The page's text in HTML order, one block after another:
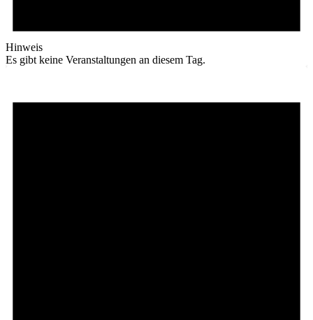
Hinweis
Es gibt keine Veranstaltungen an diesem Tag.